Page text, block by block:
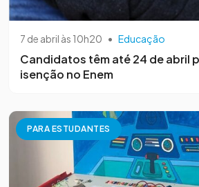
7 de abril às 10h20 • Educação
Candidatos têm até 24 de abril
isenção no Enem
PARA ESTUDANTES